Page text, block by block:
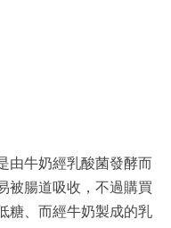
由牛奶經乳酸菌發酵而
被腸道吸收，不過購買
糖、而經牛奶製成的乳